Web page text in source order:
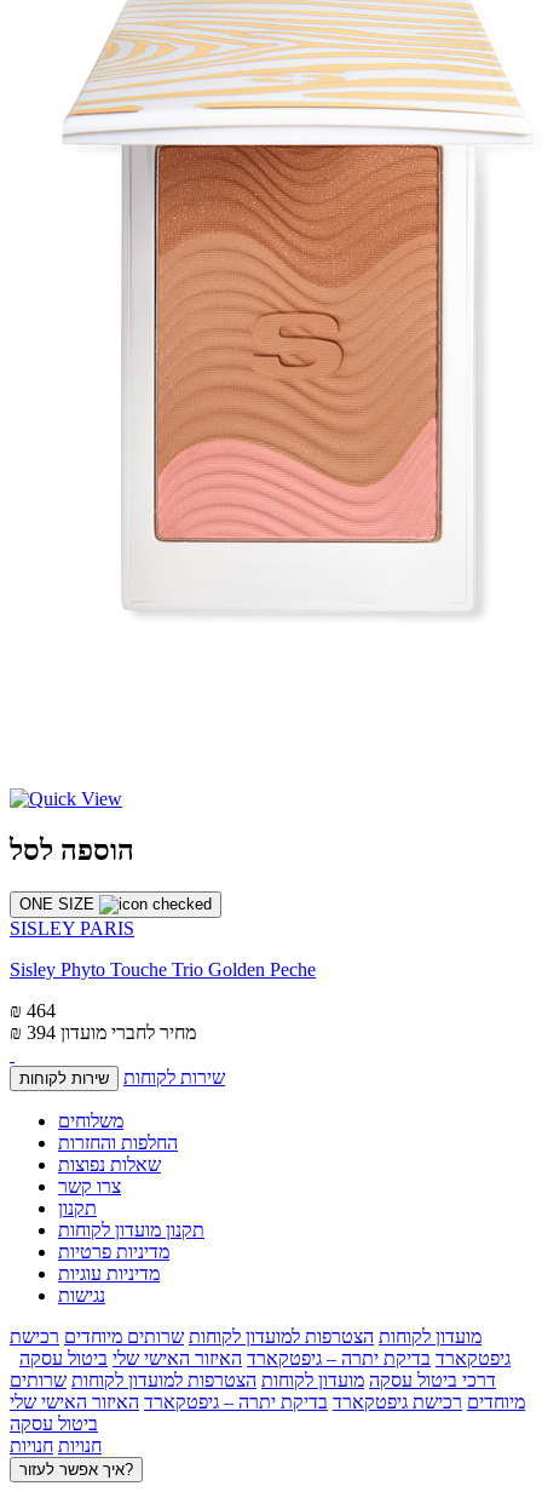
הוספה לסל
ONE SIZE
SISLEY PARIS
Sisley Phyto Touche Trio Golden Peche
₪ 464
₪ 394 מחיר לחברי מועדון
שירות לקוחות שירות לקוחות
משלוחים
החלפות והחזרות
שאלות נפוצות
צרו קשר
תקנון
תקנון מועדון לקוחות
מדיניות פרטיות
מדיניות עוגיות
נגישות
מועדון לקוחות הצטרפות למועדון לקוחות שרותים מיוחדים רכישת
גיפטקארד בדיקת יתרה – גיפטקארד האיזור האישי שלי ביטול עסקה
דרכי ביטול עסקה מועדון לקוחות הצטרפות למועדון לקוחות שרותים
מיוחדים רכישת גיפטקארד בדיקת יתרה – גיפטקארד האיזור האישי שלי
ביטול עסקה
חנויות חנויות
איך אפשר לעזור?